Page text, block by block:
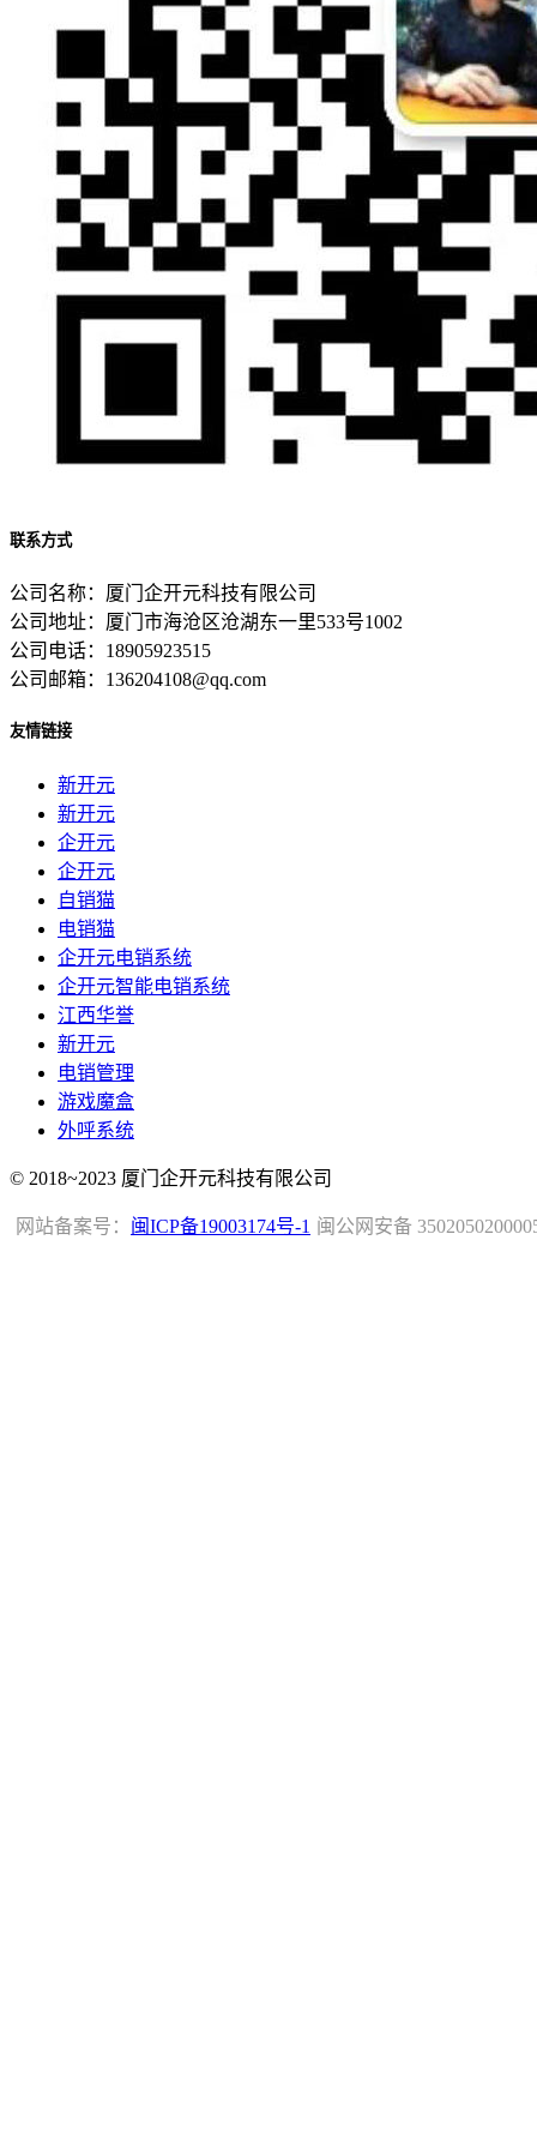
联系方式
公司名称：厦门企开元科技有限公司
公司地址：厦门市海沧区沧湖东一里533号1002
公司电话：18905923515
公司邮箱：136204108@qq.com
友情链接
新开元
新开元
企开元
企开元
自销猫
电销猫
企开元电销系统
企开元智能电销系统
江西华誉
新开元
电销管理
游戏魔盒
外呼系统
© 2018~2023 厦门企开元科技有限公司
闽公网安备
网站备案号： 闽ICP备19003174号-1